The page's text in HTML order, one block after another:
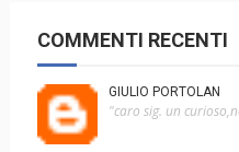
COMMENTI RECENTI
GIULIO PORTOLAN
"caro sig. un